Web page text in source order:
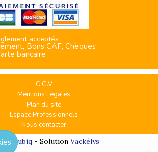
acceptés
Bons CAF, Chèques
bancaire
C.G.V
Mentions Légales
Plan du site
Espace Professionnels
Nous contacter
Cubiq- Solution Vackélys